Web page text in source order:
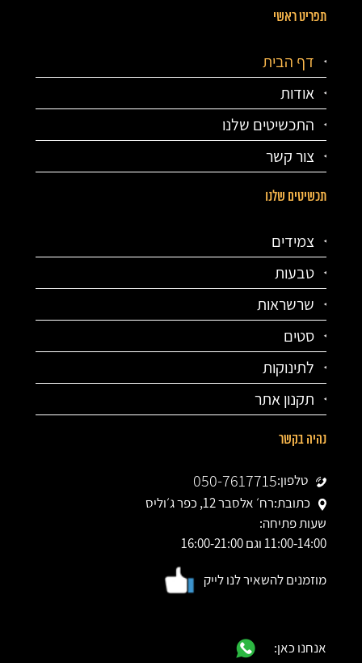
תפריט ראשי
דף הבית
אודות
התכשיטים שלנו
צור קשר
תכשיטים שלנו
צמידים
טבעות
שרשראות
סטים
לתינוקות
תקנון אתר
נהיה בקשר
טלפון:050-7617715
כתובת:רח׳ אלסבר 12, כפר ג׳וליס
שעות פתיחה:
11:00-14:00 וגם 16:00-21:00
מוזמנים להשאיר לנו לייק
אנחנו כאן: